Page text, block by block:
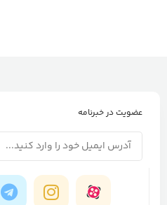
عضویت در خبرنامه